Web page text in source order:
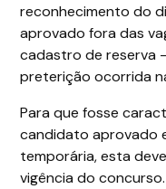
reconhecimento do
aprovado fora das
cadastro de reserva
preterição ocorrida
Para que fosse
candidato aprovado
temporária, esta
vigência do concurso.